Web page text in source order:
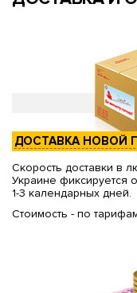
ДОСТАВКА НОВОЙ
Скорость доставки в
Украине
1-3 календарных дней.
Стоимость - по